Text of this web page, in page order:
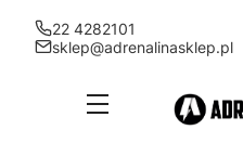
22 4282101
sklep@adrenalinasklep.pl
Menu